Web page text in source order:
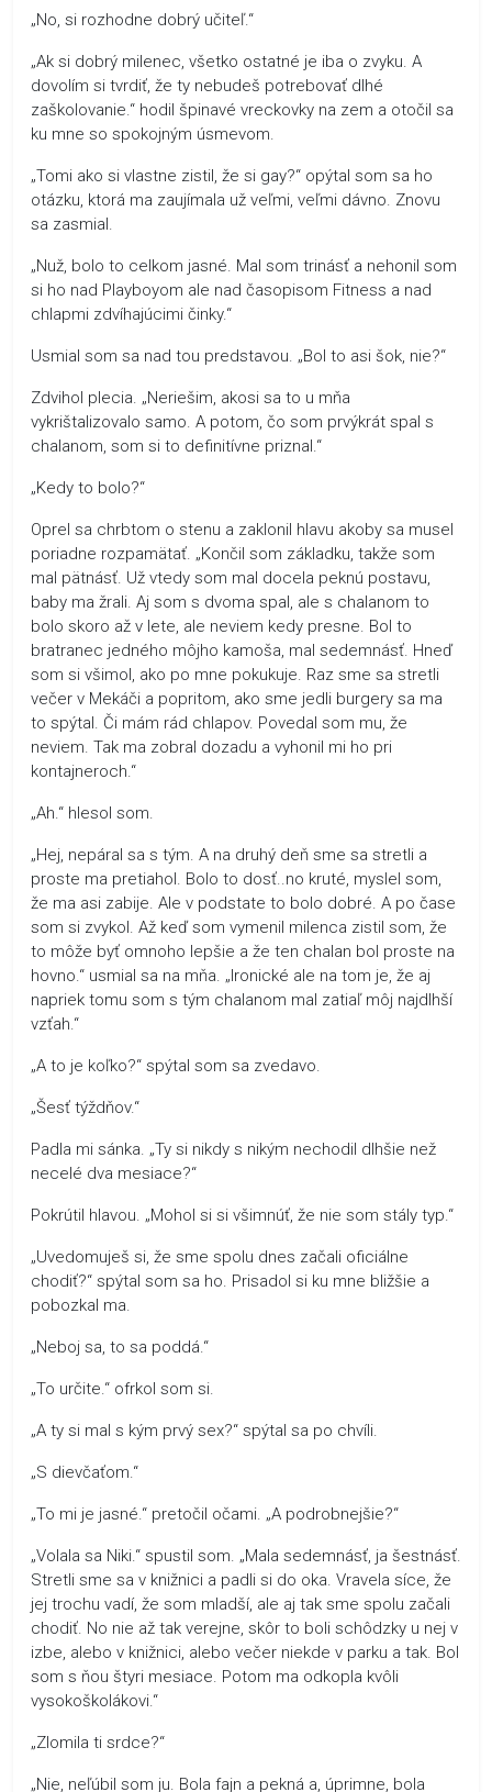
„No, si rozhodne dobrý učiteľ.“
„Ak si dobrý milenec, všetko ostatné je iba o zvyku. A
dovolím si tvrdiť, že ty nebudeš potrebovať dlhé
zaškolovanie.“ hodil špinavé vreckovky na zem a otočil sa
ku mne so spokojným úsmevom.
„Tomi ako si vlastne zistil, že si gay?“ opýtal som sa ho
otázku, ktorá ma zaujímala už veľmi, veľmi dávno. Znovu
sa zasmial.
„Nuž, bolo to celkom jasné. Mal som trinásť a nehonil som
si ho nad Playboyom ale nad časopisom Fitness a nad
chlapmi zdvíhajúcimi činky.“
Usmial som sa nad tou predstavou. „Bol to asi šok, nie?“
Zdvihol plecia. „Neriešim, akosi sa to u mňa
vykrištalizovalo samo. A potom, čo som prvýkrát spal s
chalanom, som si to definitívne priznal.“
„Kedy to bolo?“
Oprel sa chrbtom o stenu a zaklonil hlavu akoby sa musel
poriadne rozpamätať. „Končil som základku, takže som
mal pätnásť. Už vtedy som mal docela peknú postavu,
baby ma žrali. Aj som s dvoma spal, ale s chalanom to
bolo skoro až v lete, ale neviem kedy presne. Bol to
bratranec jedného môjho kamoša, mal sedemnásť. Hneď
som si všimol, ako po mne pokukuje. Raz sme sa stretli
večer v Mekáči a popritom, ako sme jedli burgery sa ma
to spýtal. Či mám rád chlapov. Povedal som mu, že
neviem. Tak ma zobral dozadu a vyhonil mi ho pri
kontajneroch.“
„Ah.“ hlesol som.
„Hej, nepáral sa s tým. A na druhý deň sme sa stretli a
proste ma pretiahol. Bolo to dosť..no kruté, myslel som,
že ma asi zabije. Ale v podstate to bolo dobré. A po čase
som si zvykol. Až keď som vymenil milenca zistil som, že
to môže byť omnoho lepšie a že ten chalan bol proste na
hovno.“ usmial sa na mňa. „Ironické ale na tom je, že aj
napriek tomu som s tým chalanom mal zatiaľ môj najdlhší
vzťah.“
„A to je koľko?“ spýtal som sa zvedavo.
„Šesť týždňov.“
Padla mi sánka. „Ty si nikdy s nikým nechodil dlhšie než
necelé dva mesiace?“
Pokrútil hlavou. „Mohol si si všimnúť, že nie som stály typ.“
„Uvedomuješ si, že sme spolu dnes začali oficiálne
chodiť?“ spýtal som sa ho. Prisadol si ku mne bližšie a
pobozkal ma.
„Neboj sa, to sa poddá.“
„To určite.“ ofrkol som si.
„A ty si mal s kým prvý sex?“ spýtal sa po chvíli.
„S dievčaťom.“
„To mi je jasné.“ pretočil očami. „A podrobnejšie?“
„Volala sa Niki.“ spustil som. „Mala sedemnásť, ja šestnásť.
Stretli sme sa v knižnici a padli si do oka. Vravela síce, že
jej trochu vadí, že som mladší, ale aj tak sme spolu začali
chodiť. No nie až tak verejne, skôr to boli schôdzky u nej v
izbe, alebo v knižnici, alebo večer niekde v parku a tak. Bol
som s ňou štyri mesiace. Potom ma odkopla kvôli
vysokoškolákovi.“
„Zlomila ti srdce?“
„Nie, neľúbil som ju. Bola fajn a pekná a, úprimne, bola